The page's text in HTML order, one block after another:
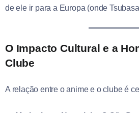
de ele ir para a Europa (onde
O Impacto Cultural e a
Clube
A relação entre o anime e o clube é